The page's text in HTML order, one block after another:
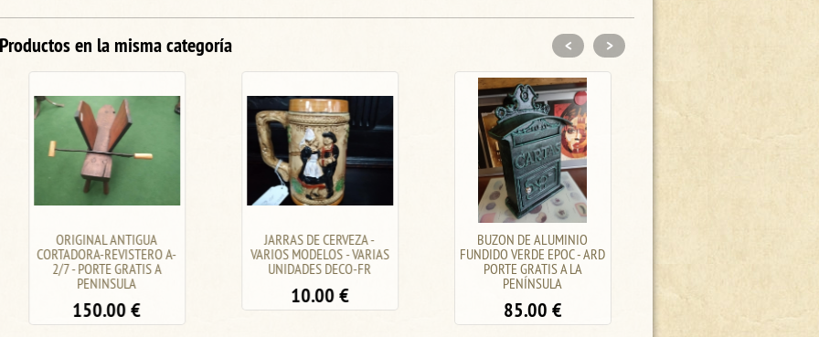
Productos en la misma categoría
ORIGINAL ANTIGUA
CORTADORA-REVISTERO A-
2/7 - PORTE GRATIS A
PENINSULA
150.00€
JARRAS DE CERVEZA -
VARIOS MODELOS - VARIAS
UNIDADES DECO-FR
10.00€
BUZON DE ALUMINIO
FUNDIDO VERDE EPOC - ARD
PORTE GRATIS A LA
PENÍNSULA
85.00€
< >